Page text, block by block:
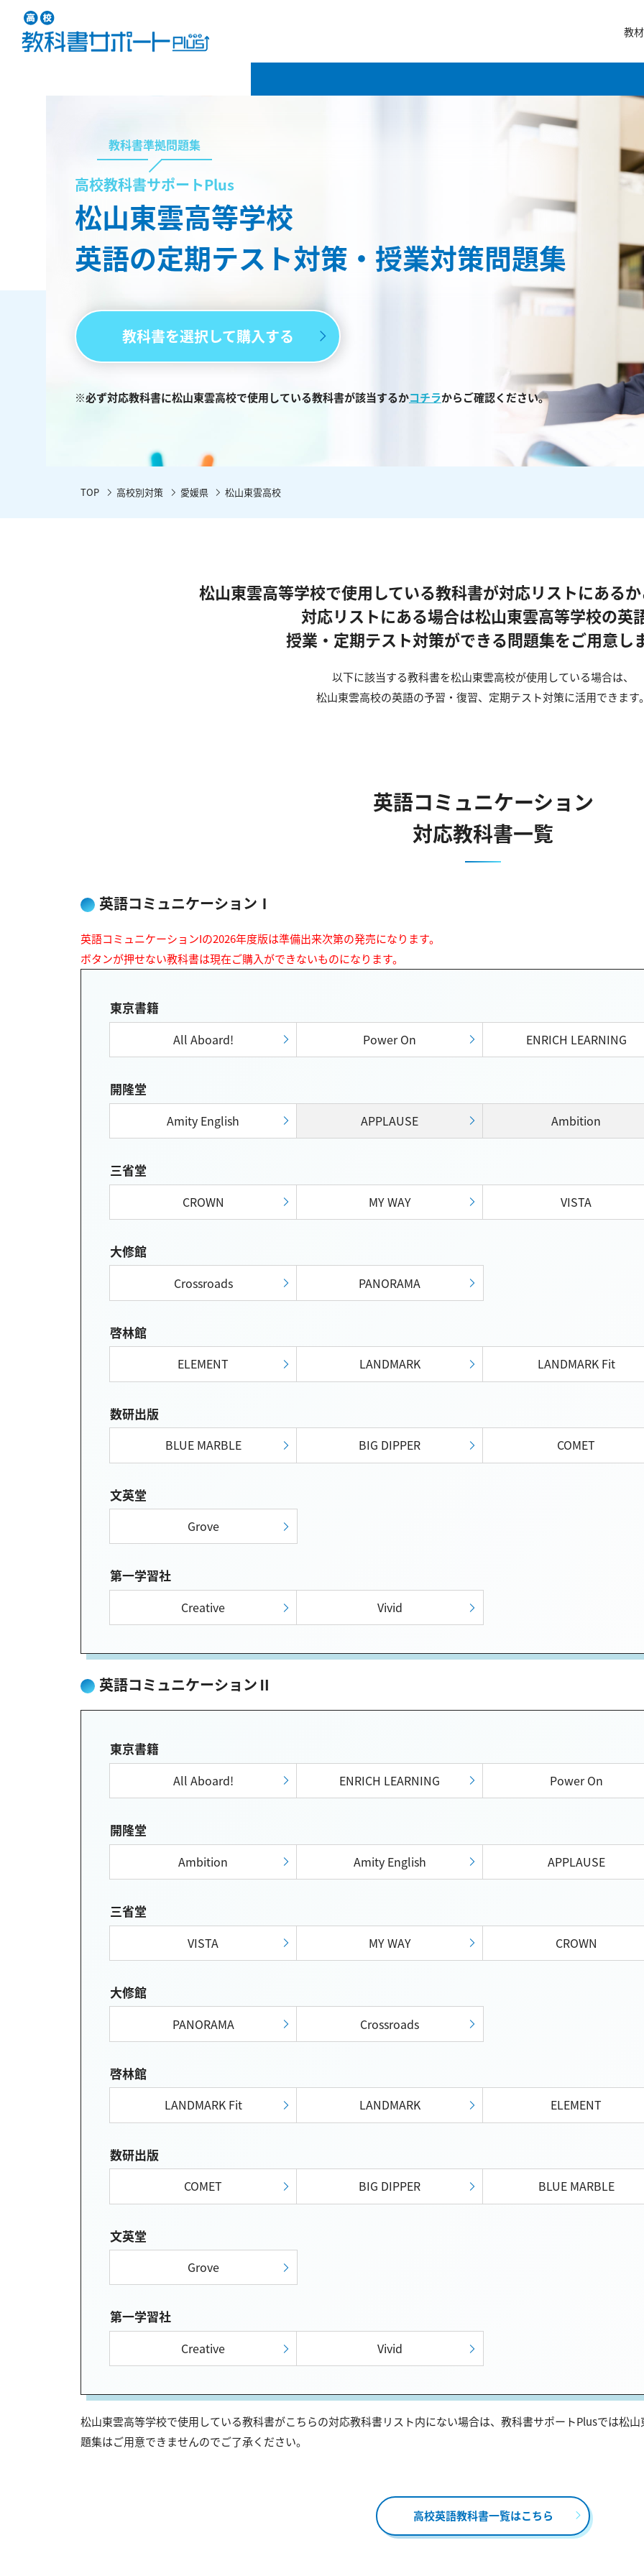
教
教科書準拠問題集
高校教科書サポートPlus
松山東雲高等学校
英語の定期テスト対策・授業対策問題集
教科書を選択して購入する
※必ず対応教科書に松山東雲高校で使用している教科書が該当するかコチラからご確認ください。
TOP 高校別対策 愛媛県 松山東雲高校
松山東雲高等学校で使用している教科書が対応リストにある
対応リストにある場合は松山東雲高等学校の英
授業・定期テスト対策ができる問題集をご用意し
以下に該当する教科書を松山東雲高校が使用している場合は、
松山東雲高校の英語の予習・復習、定期テスト対策に活用できます
英語コミュニケーション
対応教科書一覧
英語コミュニケーションⅠ
英語コミュニケーションIの2026年度版は準備出来次第の発売になります。
ボタンが押せない教科書は現在ご購入ができないものになります。
東京書籍
All Aboard! Power On ENRICH LEARNING
開隆堂
Amity English APPLAUSE Ambition
三省堂
CROWN MY WAY VISTA
大修館
Crossroads PANORAMA
啓林館
ELEMENT LANDMARK LANDMARK Fit
数研出版
BLUE MARBLE BIG DIPPER COMET
文英堂
Grove
第一学習社
Creative Vivid
英語コミュニケーションⅡ
東京書籍
All Aboard! ENRICH LEARNING Power On
開隆堂
Ambition Amity English APPLAUSE
三省堂
VISTA MY WAY CROWN
大修館
PANORAMA Crossroads
啓林館
LANDMARK Fit LANDMARK ELEMENT
数研出版
COMET BIG DIPPER BLUE MARBLE
文英堂
Grove
第一学習社
Creative Vivid
松山東雲高等学校で使用している教科書がこちらの対応教科書リスト内にない場合は、教科書サポートPlusでは松
題集はご用意できませんのでご了承ください。
高校英語教科書一覧はこちら